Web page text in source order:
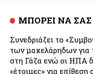
ΜΠΟΡΕΙ ΝΑ ΣΑΣ
Συνεδριάζει το
των μακελάρηδων για
στη Γάζα ενώ οι ΗΠΑ
«έτοιμες» για επίθεση